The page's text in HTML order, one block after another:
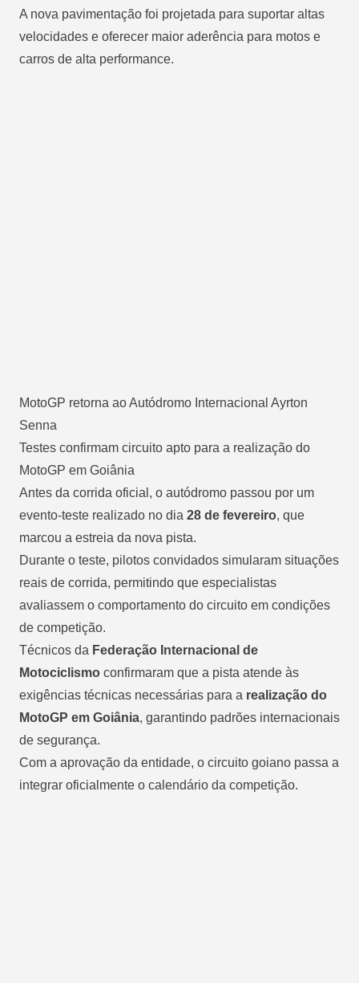
A nova pavimentação foi projetada para suportar altas
velocidades e oferecer maior aderência para motos e
carros de alta performance.
MotoGP retorna ao Autódromo Internacional Ayrton
Senna
Testes confirmam circuito apto para a realização do
MotoGP em Goiânia
Antes da corrida oficial, o autódromo passou por um
evento-teste realizado no dia 28 de fevereiro, que
marcou a estreia da nova pista.
Durante o teste, pilotos convidados simularam situações
reais de corrida, permitindo que especialistas
avaliassem o comportamento do circuito em condições
de competição.
Técnicos da Federação Internacional de
Motociclismo confirmaram que a pista atende às
exigências técnicas necessárias para a realização do
MotoGP em Goiânia, garantindo padrões internacionais
de segurança.
Com a aprovação da entidade, o circuito goiano passa a
integrar oficialmente o calendário da competição.